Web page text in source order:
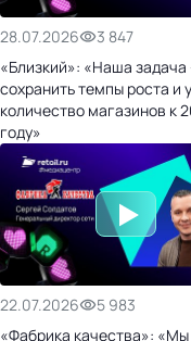
28.07.2026
3 847
«Близкий»: «Наша задача
сохранить темпы роста и
количество магазинов к
году»
22.07.2026
5 983
«Фабрика качества»: